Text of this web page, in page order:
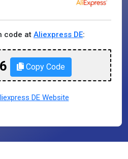
code at Aliexpress DE:
Copy Code
DE Website